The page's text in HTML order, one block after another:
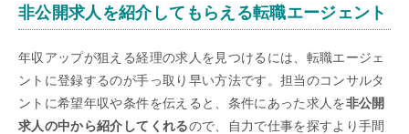
非公開求人を紹介してもらえる転職エージェント
年収アップが狙える経理の求人を見つけるには、転職エージェ
ントに登録するのが手っ取り早い方法です。担当のコンサルタ
ントに希望年収や条件を伝えると、条件にあった求人を非公開
求人の中から紹介してくれるので、自力で仕事を探すより手間